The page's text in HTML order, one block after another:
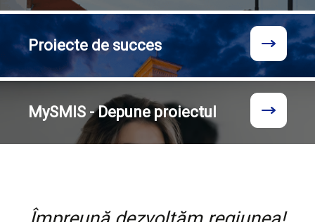
Proiecte de succes
MySMIS - Depune proiectul